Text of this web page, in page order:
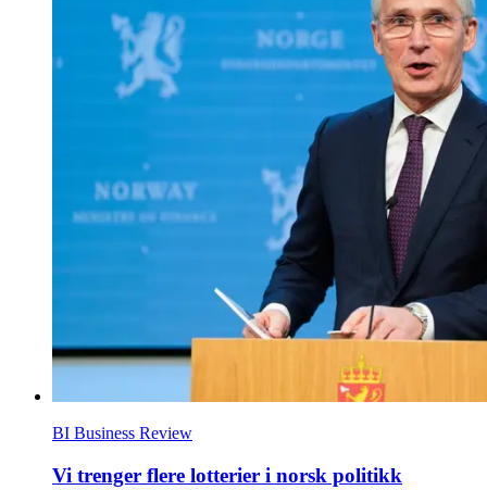
BI Business Review
Vi trenger flere lotterier i norsk politikk